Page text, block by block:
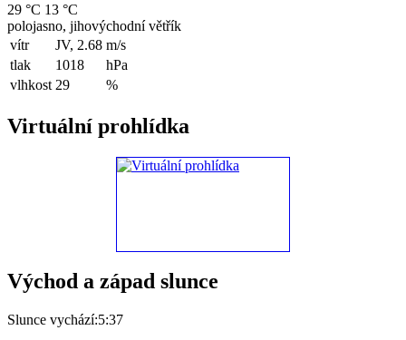
29 °C 13 °C
polojasno, jihovýchodní větřík
vítr
JV, 2.68 m/s
tlak
1018
hPa
vlhkost 29 %
Virtuální prohlídka
Východ a západ slunce
Slunce vychází:5:37